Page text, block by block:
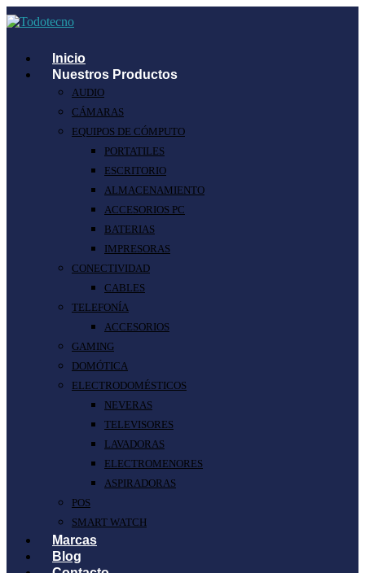
Inicio
Nuestros Productos
AUDIO
CÁMARAS
EQUIPOS DE CÓMPUTO
PORTATILES
ESCRITORIO
ALMACENAMIENTO
ACCESORIOS PC
BATERIAS
IMPRESORAS
CONECTIVIDAD
CABLES
TELEFONÍA
ACCESORIOS
GAMING
DOMÓTICA
ELECTRODOMÉSTICOS
NEVERAS
TELEVISORES
LAVADORAS
ELECTROMENORES
ASPIRADORAS
POS
SMART WATCH
Marcas
Blog